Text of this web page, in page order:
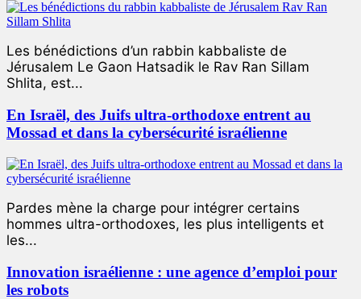
Les bénédictions d’un rabbin kabbaliste de
Jérusalem Le Gaon Hatsadik le Rav Ran Sillam
Shlita, est...
En Israël, des Juifs ultra-orthodoxe entrent au
Mossad et dans la cybersécurité israélienne
Pardes mène la charge pour intégrer certains
hommes ultra-orthodoxes, les plus intelligents et
les...
Innovation israélienne : une agence d’emploi pour
les robots